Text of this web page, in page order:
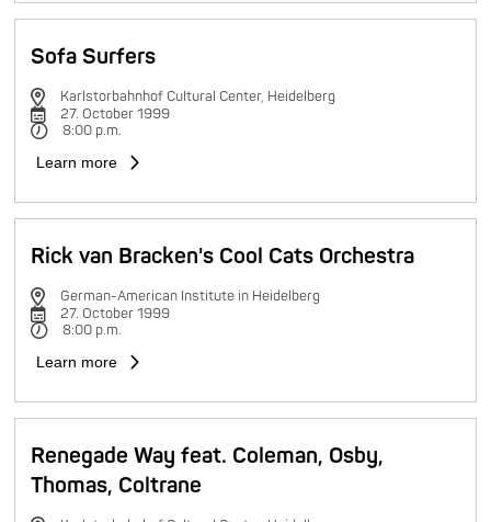
Sofa Surfers
Karlstorbahnhof Cultural Center, Heidelberg
27. October 1999
8:00 p.m.
Learn more
Rick van Bracken's Cool Cats Orchestra
German-American Institute in Heidelberg
27. October 1999
8:00 p.m.
Learn more
Renegade Way feat. Coleman, Osby,
Thomas, Coltrane